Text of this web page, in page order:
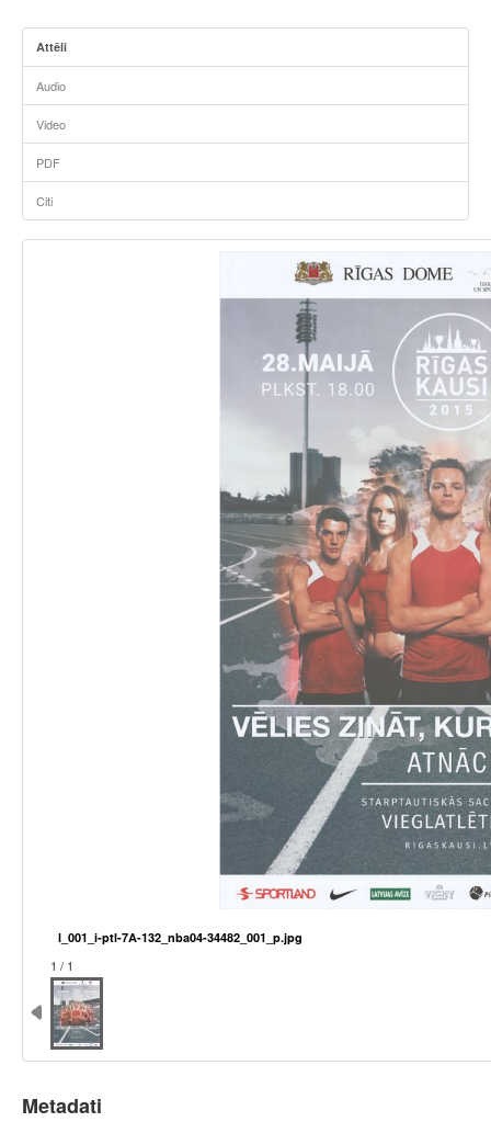
Attēli
Audio
Video
PDF
Citi
l_001_i-ptl-7A-132_nba04-34482_001_p.jpg
1 / 1
Metadati